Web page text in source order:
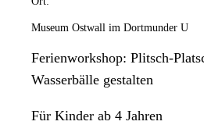
Museum Ostwall im Dortmunder U
Ferienworkshop: Plitsch-
Wasserbälle gestalten
Für Kinder ab 4 Jahren